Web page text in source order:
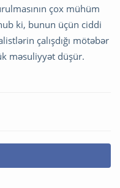
çox mühüm
ki, bunun üçün ciddi
çalışdığı mötəbər
məsuliyyət düşür.